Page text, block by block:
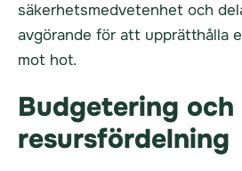
säkerhetsmedvetenhet och
avgörande för att upprätthålla
mot hot.
Budgetering och
resursfördelning